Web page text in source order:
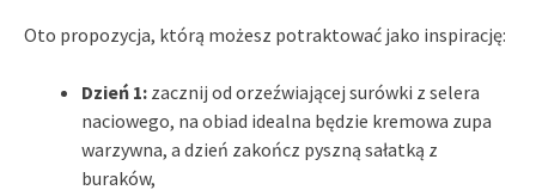
Oto propozycja, którą możesz potraktować jako inspirację:
Dzień 1: zacznij od orzeźwiającej surówki z selera
naciowego, na obiad idealna będzie kremowa zupa
warzywna, a dzień zakończ pyszną sałatką z
buraków,